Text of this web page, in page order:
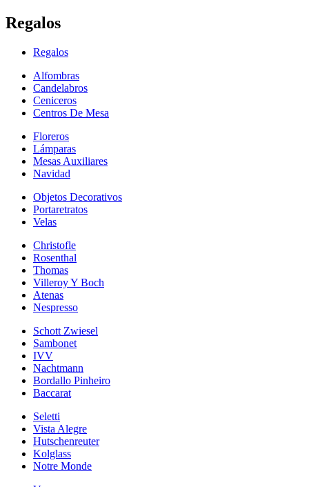
Regalos
Regalos
Alfombras
Candelabros
Ceniceros
Centros De Mesa
Floreros
Lámparas
Mesas Auxiliares
Navidad
Objetos Decorativos
Portaretratos
Velas
Christofle
Rosenthal
Thomas
Villeroy Y Boch
Atenas
Nespresso
Schott Zwiesel
Sambonet
IVV
Nachtmann
Bordallo Pinheiro
Baccarat
Seletti
Vista Alegre
Hutschenreuter
Kolglass
Notre Monde